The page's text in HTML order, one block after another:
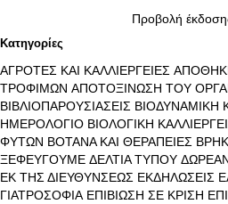
Προβολή
Κατηγορίες
ΑΓΡΟΤΕΣ ΚΑΙ ΚΑΛΛΙΕΡΓΕΙΕΣ
ΤΡΟΦΙΜΩΝ ΑΠΟΤΟΞΙΝΩΣΗ ΤΟΥ
ΒΙΒΛΙΟΠΑΡΟΥΣΙΑΣΕΙΣ ΒΙΟΔΥΝΑΜΙΚΗ
ΗΜΕΡΟΛΟΓΙΟ ΒΙΟΛΟΓΙΚΗ
ΦΥΤΩΝ ΒΟΤΑΝΑ ΚΑΙ ΘΕΡΑΠΕΙΕΣ
ΞΕΦΕΥΓΟΥΜΕ ΔΕΛΤΙΑ ΤΥΠΟΥ
ΕΚ ΤΗΣ ΔΙΕΥΘΥΝΣΕΩΣ ΕΚΔΗΛΩΣΕΙΣ
ΓΙΑΤΡΟΣΟΦΙΑ ΕΠΙΒΙΩΣΗ ΣΕ ΚΡΙΣΗ